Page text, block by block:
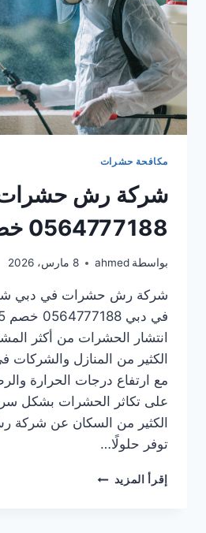
مكافحة حشرات
شركة رش
0564777188 خصم 35%
بواسطة ahmed 8 مارس، 2026
شركة رش حشرات في دبي
انتشار الحشرات من أكثر
الكثير من المنازل والشركات
مع ارتفاع درجات الحرارة
على تكاثر الحشرات بشكل
الكثير من السكان عن
توفر حلولًا…
إقرأ المزيد شركة